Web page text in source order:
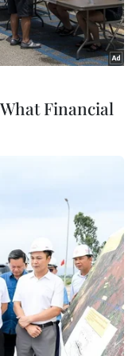
THX/TTXVN)
của Anh đã
TikTok ở Anh,
qua dự
này trừ khi
Financial